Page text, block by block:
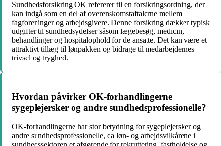
Sundhedsforsikring OK refererer til en forsikringsordning, der
kan indgå som en del af overenskomstaftalerne mellem
fagforeninger og arbejdsgivere. Denne forsikring dækker typisk
udgifter til sundhedsydelser såsom lægebesøg, medicin,
behandlinger og hospitalophold for de ansatte. Det kan være et
attraktivt tillæg til lønpakken og bidrage til medarbejdernes
trivsel og tryghed.
Hvordan påvirker OK-forhandlingerne
sygeplejersker og andre sundhedsprofessionelle?
OK-forhandlingerne har stor betydning for sygeplejersker og
andre sundhedsprofessionelle, da løn- og arbejdsvilkårene i
sundhedssektoren er afgørende for rekruttering, fastholdelse og